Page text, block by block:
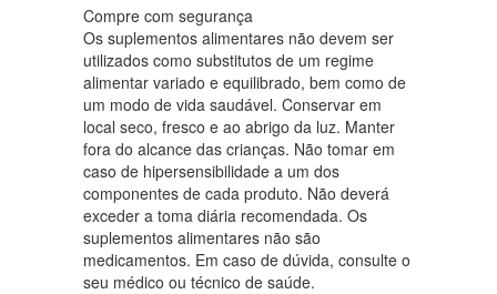
Compre com segurança
Os suplementos alimentares não devem ser
utilizados como substitutos de um regime
alimentar variado e equilibrado, bem como de
um modo de vida saudável. Conservar em
local seco, fresco e ao abrigo da luz. Manter
fora do alcance das crianças. Não tomar em
caso de hipersensibilidade a um dos
componentes de cada produto. Não deverá
exceder a toma diária recomendada. Os
suplementos alimentares não são
medicamentos. Em caso de dúvida, consulte o
seu médico ou técnico de saúde.